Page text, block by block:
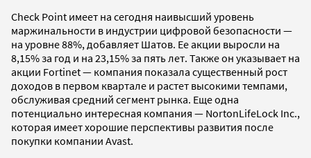
Check Point имеет на сегодня наивысший уровень
маржинальности в индустрии цифровой безопасности —
на уровне 88%, добавляет Шатов. Ее акции выросли на
8,15% за год и на 23,15% за пять лет. Также он указывает на
акции Fortinet — компания показала существенный рост
доходов в первом квартале и растет высокими темпами,
обслуживая средний сегмент рынка. Еще одна
потенциально интересная компания — NortonLifeLock Inc.,
которая имеет хорошие перспективы развития после
покупки компании Avast.